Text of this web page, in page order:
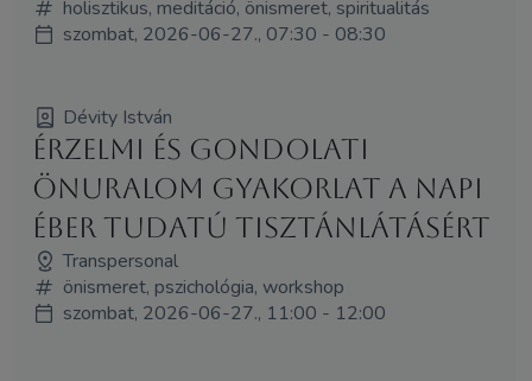
holisztikus, meditáció, önismeret, spiritualitás
szombat, 2026-06-27., 07:30 - 08:30
Dévity István
Érzelmi és gondolati
önuralom gyakorlat a napi
éber tudatú tisztánlátásért
Transpersonal
önismeret, pszichológia, workshop
szombat, 2026-06-27., 11:00 - 12:00